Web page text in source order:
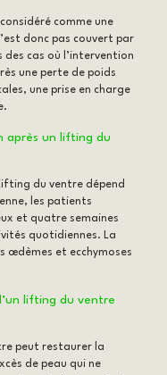
comme une
donc pas couvert par
des cas où l’intervention
une perte de poids
une prise en charge
après un lifting du
du ventre dépend
les patients
et quatre semaines
quotidiennes. La
œdèmes et ecchymoses
lifting du ventre
peut restaurer la
de peau qui ne